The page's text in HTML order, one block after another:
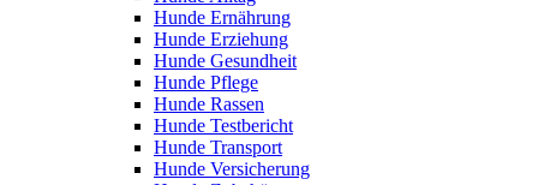
Hunde Ernährung
Hunde Erziehung
Hunde Gesundheit
Hunde Pflege
Hunde Rassen
Hunde Testbericht
Hunde Transport
Hunde Versicherung